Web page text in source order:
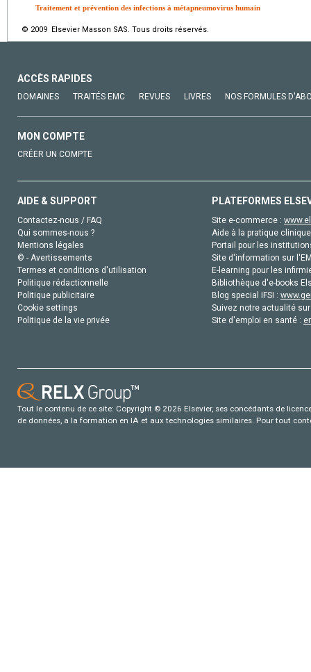
Traitement et prévention des infections à métapneumovirus humain
© 2009 Elsevier Masson SAS. Tous droits réservés.
ACCÈS RAPIDES
DOMAINES TRAITÉS EMC REVUES LIVRES NOS FORMULES
MON COMPTE
CRÉER UN COMPTE
AIDE & SUPPORT
Contactez-nous / FAQ
Qui sommes-nous ?
Mentions légales
© - Avertissements
Termes et conditions d'utilisation
Politique rédactionnelle
Politique publicitaire
Cookie settings
Politique de la vie privée
PLATEFORMES
Site e-commerce :
Aide à la pratique
Portail pour les
Site d'information sur
E-learning pour les
Bibliothèque d'e-books
Blog special IFSI :
Suivez notre actualité
Site d'emploi en santé :
Tout le contenu de ce site: Copyright © 2026 Elsevier, ses concédants de
de données, a la formation en IA et aux technologies similaires. Pour tout